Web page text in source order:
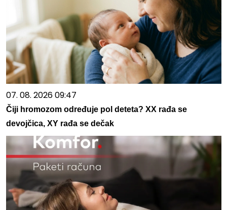
07. 08. 2026 09:47
Čiji hromozom određuje pol deteta? XX rađa se
devojčica, XY rađa se dečak